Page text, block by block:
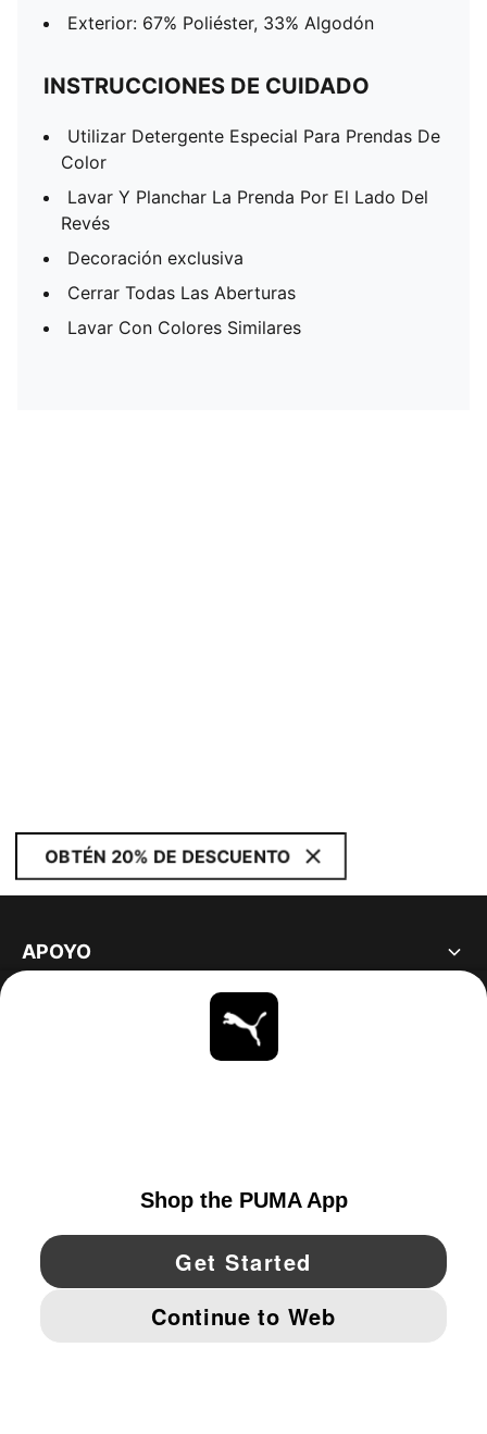
Exterior: 67% Poliéster, 33% Algodón
INSTRUCCIONES DE CUIDADO
Utilizar Detergente Especial Para Prendas De
Color
Lavar Y Planchar La Prenda Por El Lado Del
Revés
Decoración exclusiva
Cerrar Todas Las Aberturas
Lavar Con Colores Similares
OBTÉN 20% DE DESCUENTO
APOYO
YouTube Twitter Pinterest
IMPRINT AND LEGAL DATA